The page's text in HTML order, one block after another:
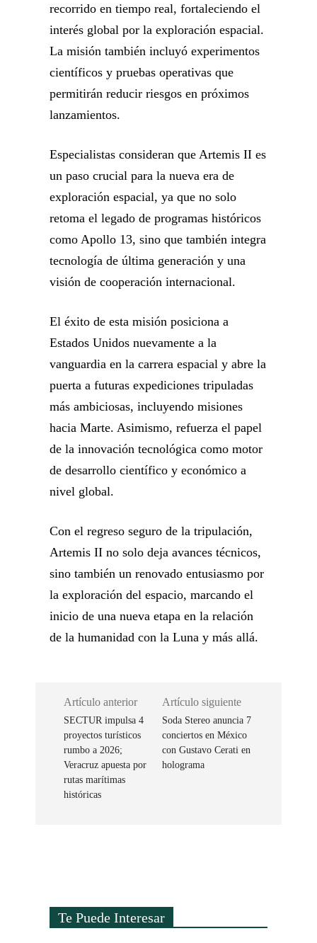
recorrido en tiempo real, fortaleciendo el
interés global por la exploración espacial.
La misión también incluyó experimentos
científicos y pruebas operativas que
permitirán reducir riesgos en próximos
lanzamientos.
Especialistas consideran que Artemis II es
un paso crucial para la nueva era de
exploración espacial, ya que no solo
retoma el legado de programas históricos
como Apollo 13, sino que también integra
tecnología de última generación y una
visión de cooperación internacional.
El éxito de esta misión posiciona a
Estados Unidos nuevamente a la
vanguardia en la carrera espacial y abre la
puerta a futuras expediciones tripuladas
más ambiciosas, incluyendo misiones
hacia Marte. Asimismo, refuerza el papel
de la innovación tecnológica como motor
de desarrollo científico y económico a
nivel global.
Con el regreso seguro de la tripulación,
Artemis II no solo deja avances técnicos,
sino también un renovado entusiasmo por
la exploración del espacio, marcando el
inicio de una nueva etapa en la relación
de la humanidad con la Luna y más allá.
Artículo anterior
SECTUR impulsa 4
proyectos turísticos
rumbo a 2026;
Veracruz apuesta por
rutas marítimas
históricas
Artículo siguiente
Soda Stereo anuncia 7
conciertos en México
con Gustavo Cerati en
holograma
Te Puede Interesar